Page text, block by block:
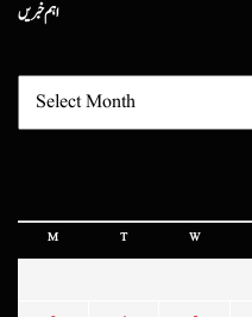
اہم خبریں
M T W